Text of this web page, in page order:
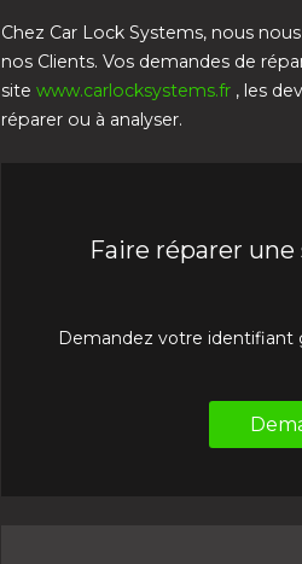
Chez Car Lock Systems, nous
nos Clients. Vos demandes de
site www.carlocksystems.fr , les
réparer ou à analyser.
Faire réparer
Demandez votre identifiant